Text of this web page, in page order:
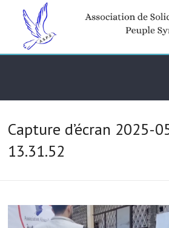
content
Association de
avec le peuple
Capture d’écran 2025-
13.31.52